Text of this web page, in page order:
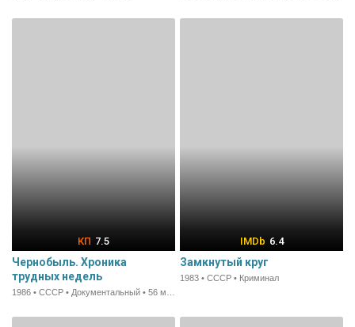
7.5
Чернобыль. Хроника
трудных недель
6.4
Замкнутый круг
1983 • СССР • Криминал